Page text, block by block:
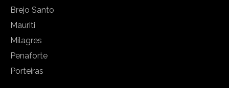
Brejo Santo
Mauriti
Milagres
Penaforte
Porteiras